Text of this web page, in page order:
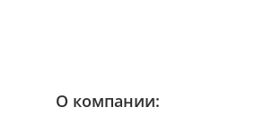
О компании: